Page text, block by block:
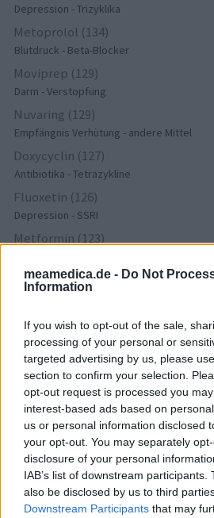
meamedica.de - Do Not
Information
If you wish to opt-out of the sale,
processing of your personal or
targeted advertising by us, please
section to confirm your selection.
opt-out request is processed you
interest-based ads based on
us or personal information disclosed
your opt-out. You may separately
disclosure of your personal
IAB’s list of downstream
also be disclosed by us to third
Downstream Participants that may
Depression - Trizyklika
Metoprolol (134)
Blutdruck - Beta-Blocker
Moviprep (129)
Darm - Verstopfung
Nuvaring (129)
Empfängnis Verhütung - andere Mittel
Doxycyclin (127)
Antibiotika - Tetrazykline
Fluoxetin (126)
Depression - SSRI
Metformin (123)
Ritalin (113)
Amlodipin (107)
Blutdruck - Calciumkanalblocker
Azithromycin (104)
Antibiotika - Makrolide
Pantoprazol (103)
Magen - Protonenpumpenhemmer
Nitrofurantoin (100)
Antibiotika - Harnwegsinfektion
Cymbalta (98)
Depression - andere Mittel